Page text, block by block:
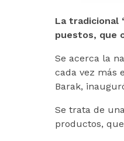
La tradicional
puestos, que
Se acerca la
cada vez más
Barak,
Se trata de
productos,